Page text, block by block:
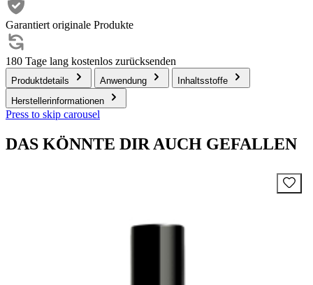
Garantiert originale Produkte
180 Tage lang kostenlos zurücksenden
Produktdetails Anwendung
Inhaltsstoffe
Herstellerinformationen
Press to skip carousel
DAS KÖNNTE DIR AUCH GEFALLEN